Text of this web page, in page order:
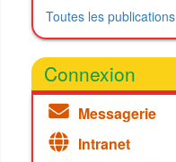
Toutes les publications
Connexion
Messagerie
Intranet